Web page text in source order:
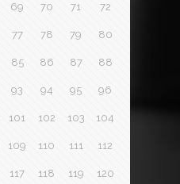
69 70 71 72
77 78 79 80
85 86 87 88
93 94 95 96
101 102 103 104
109 110 111 112
117 118 119 120